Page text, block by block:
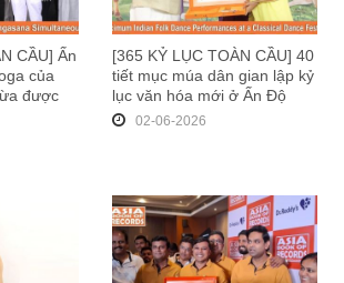
CẦU] Ấn
của
được
[365 KỶ LỤC TOÀN CẦU] 40
tiết mục múa dân gian lập kỷ
lục văn hóa mới ở Ấn Độ
02-06-2026